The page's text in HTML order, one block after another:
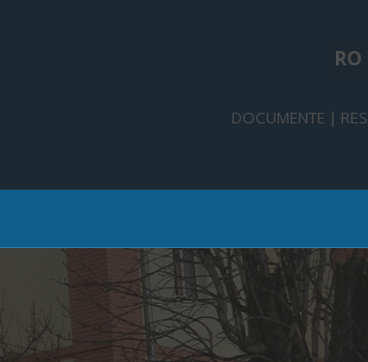
RO
DOCUMENTE |